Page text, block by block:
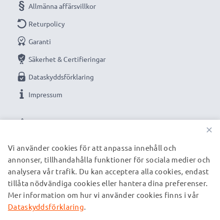
VÅRA BETALNINGSALTERNATIV
Allmänna affärsvillkor
Returpolicy
Garanti
Säkerhet & Certifieringar
Dataskyddsförklaring
Impressum
VÅRA FRAKTPARTNERS
© subtel.se 2026
Alla priser är inklusive moms och exklusive fraktkostnader.
×
Vi använder cookies för att anpassa innehåll och
annonser, tillhandahålla funktioner för sociala medier och
analysera vår trafik. Du kan acceptera alla cookies, endast
tillåta nödvändiga cookies eller hantera dina preferenser.
Mer information om hur vi använder cookies finns i vår
Dataskyddsförklaring.